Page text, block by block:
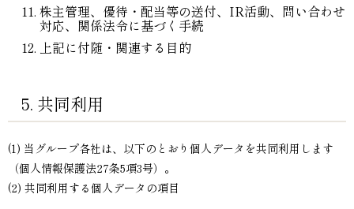
株主管理、優待・配当等の送付、IR活動、問い合わせ
対応、関係法令に基づく手続
上記に付随・関連する目的
5. 共同利用
(1) 当グループ各社は、以下のとおり個人データを共同利用します
（個人情報保護法27条5項3号）。
(2) 共同利用する個人データの項目